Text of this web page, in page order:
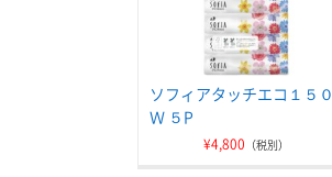
ソフィアタッチエコ１５０
Ｗ ５P
¥4,800 （税別）